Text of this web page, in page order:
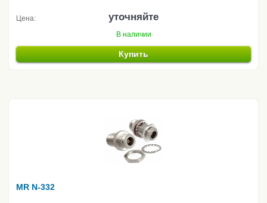
Цена: уточняйте
В наличии
Купить
MR N-332